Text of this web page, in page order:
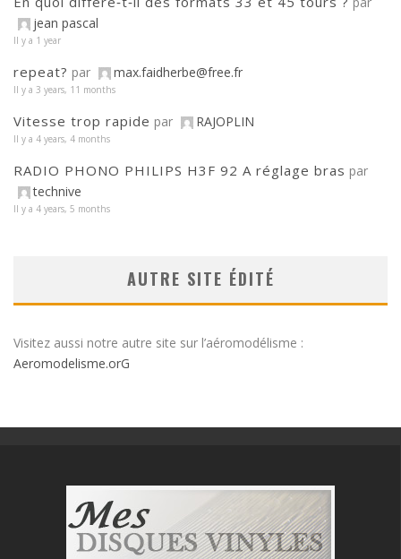
jean pascal
Il y a 1 year
repeat? par max.faidherbe@free.fr
Il y a 3 years, 11 months
Vitesse trop rapide par RAJOPLIN
Il y a 4 years, 4 months
RADIO PHONO PHILIPS H3F 92 A réglage bras par
technive
Il y a 4 years, 5 months
AUTRE SITE ÉDITÉ
Visitez aussi notre autre site sur l’aéromodélisme :
Aeromodelisme.orG